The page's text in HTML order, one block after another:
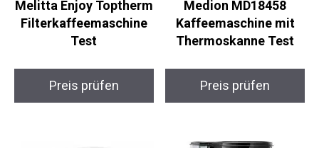
Melitta Enjoy Toptherm
Filterkaffeemaschine
Test
Preis prüfen
Medion MD18458
Kaffeemaschine mit
Thermoskanne Test
Preis prüfen